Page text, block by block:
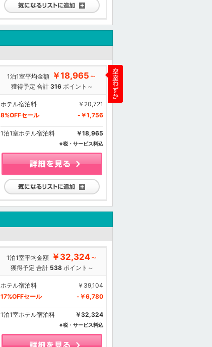
1泊1室平均金額 ￥18,965 ～
獲得予定 合計 316ポイント～
ホテル宿泊料
￥20,721
8%OFFセール
-￥1,756
1泊1室ホテル宿泊料 ￥18,965
※税・サービス料込
1泊1室平均金額 ￥32,324～
獲得予定 合計 538ポイント～
ホテル宿泊料
￥39,104
17%OFFセール
-￥6,780
1泊1室ホテル宿泊料 ￥32,324
※税・サービス料込